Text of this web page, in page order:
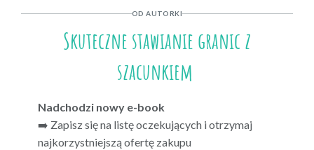
OD AUTORKI
Skuteczne stawianie granic z
szacunkiem
Nadchodzi nowy e-book
➡️ Zapisz się na listę oczekujących i otrzymaj
najkorzystniejszą ofertę zakupu